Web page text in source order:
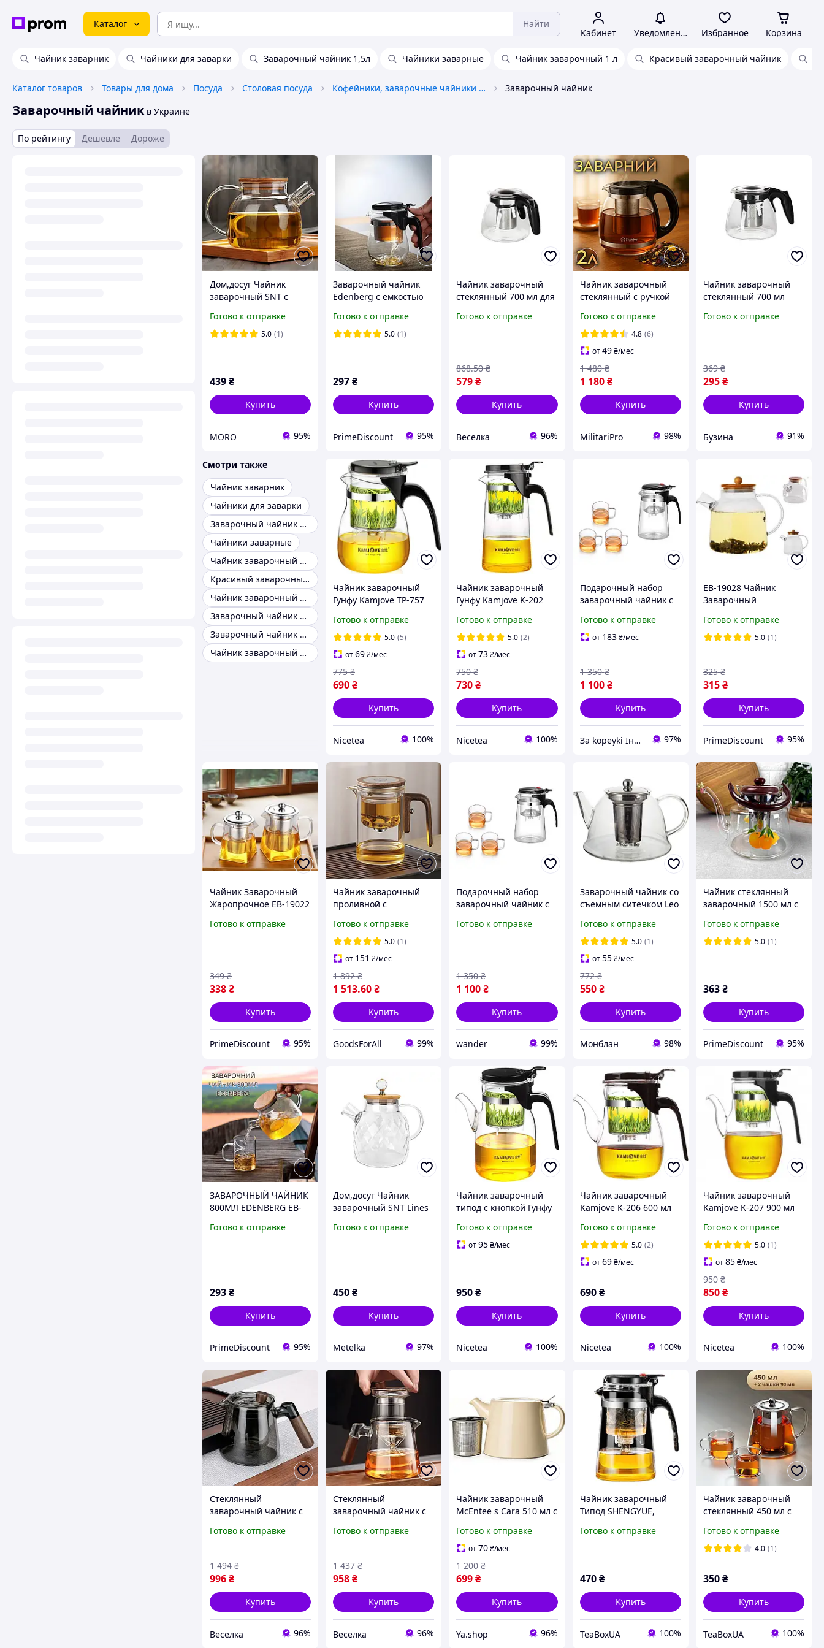
Каталог Найти
Кабинет Уведомления Избранное Корзина
Чайник заварник Чайники для заварки Заварочный чайник 1,5л Чайники заварные Чайник заварочный 1 л Красивый заварочный чайник
Каталог товаров Товары для дома Посуда Столовая посуда Кофейники, заварочные чайники и аксессуары Заварочный чайник
Заварочный чайник в Украине
По рейтингу Дешевле Дороже
Дом,досуг Чайник
заварочный SNT с
1л DC
Готово к отправке
5.0 (1)
439₴
Купить
MORO 95%
Заварочный чайник
Edenberg с емкостью
стеклянный чайник с
фильтром для заварки
Готово к отправке
5.0 (1)
297₴
Купить
PrimeDiscount 95%
Чайник заварочный
стеклянный 700 мл для
термостойкой ручкой
Готово к отправке
579₴
868.50 ₴
Купить
Веселка 96%
Чайник заварочный
стеклянный с ручкой
прозрачный красивый
чайник нержавеющий
большой заварник
бытовой для кухни чая
Готово к отправке
4.8 (6)
от49 ₴/мес
1 180 ₴
1 480 ₴
Купить
MilitariPro 98%
Чайник заварочный
стеклянный 700 мл
пластик нержавеющая
Готово к отправке
295₴
369 ₴
Купить
Бузина 91%
Смотри также
Чайник заварник
Чайники для заварки
Заварочный чайник 1,5л
Чайники заварные
Чайник заварочный 1 л
Красивый заварочный чайник
Чайник заварочный маленький
Заварочный чайник стеклянный с кнопкой
Заварочный чайник крауф
Чайник заварочный 1000 мл
Чайник заварочный
Гунфу Kamjove TP-757
Готово к отправке
5.0 (5)
от69₴/мес
690₴
775 ₴
Купить
Nicetea 100%
Чайник заварочный
Гунфу Kamjove K-202
Готово к отправке
5.0 (2)
от73₴/мес
730₴
750 ₴
Купить
Nicetea 100%
Подарочный набор
заварочный чайник с
700 мл с 3 чашками.
Готово к отправке
от 183 ₴/мес
1 100 ₴
1 350 ₴
Купить
Зa kopeyki Інтернет магазин 97%
EB-19028 Чайник
Заварочный
1100 мл PD
Готово к отправке
5.0 (1)
315₴
325 ₴
Купить
PrimeDiscount 95%
Чайник Заварочный
Жаропрочное EB-19022
Готово к отправке
338₴
349 ₴
Купить
PrimeDiscount 95%
Чайник заварочный
проливной с
встроенным ситечком
Гунфу типот 500 мл
Разноцветный
Готово к отправке
5.0 (1)
от 151 ₴/мес
1 513.60₴
1 892 ₴
Купить
GoodsForAll 99%
Подарочный набор
заварочный чайник с
700 мл с 3 чашками.
Готово к отправке
1 100₴
1 350 ₴
Купить
wander 99%
Заварочный чайник со
съемным ситечком Leo
Kamille D8-2026
Готово к отправке
5.0 (1)
от55 ₴/мес
550 ₴
772 ₴
Купить
Монблан 98%
Чайник стеклянный
заварочный 1500 мл с
ситечком Interos
Готово к отправке
5.0 (1)
363₴
Купить
PrimeDiscount 95%
ЗАВАРОЧНЫЙ ЧАЙНИК
800МЛ EDENBERG EB-
Готово к отправке
293₴
Купить
PrimeDiscount 95%
Дом,досуг Чайник
заварочный SNT Lines
1.5л 767-9 DC
Готово к отправке
450₴
Купить
Metelka 97%
Чайник заварочный
типод с кнопкой Гунфу
Готово к отправке
от95₴/мес
950₴
Купить
Nicetea 100%
Чайник заварочный
Kamjove K-206 600 мл
Готово к отправке
5.0 (2)
от69 ₴/мес
690 ₴
Купить
Nicetea 100%
Чайник заварочный
Kamjove K-207 900 мл
Готово к отправке
5.0 (1)
от85₴/мес
850₴
950 ₴
Купить
Nicetea 100%
Стеклянный
заварочный чайник с
чаепития и
сервирования FLAME
Готово к отправке
996₴
1 494 ₴
Купить
Веселка 96%
Стеклянный
заварочный чайник с
мл прозрачный для
вечеров FLAME
Готово к отправке
958₴
1 437 ₴
Купить
Веселка 96%
Чайник заварочный
McEntee s Cara 510 мл с
(керамический)
Готово к отправке
от70₴/мес
699₴
1 200 ₴
Купить
Ya.shop 96%
Чайник заварочный
Типод SHENGYUE,
фиксатором, 750мл
Готово к отправке
470 ₴
Купить
TeaBoxUA 100%
Чайник заварочный
стеклянный 450 мл с
Готово к отправке
4.0 (1)
350₴
Купить
TeaBoxUA 100%